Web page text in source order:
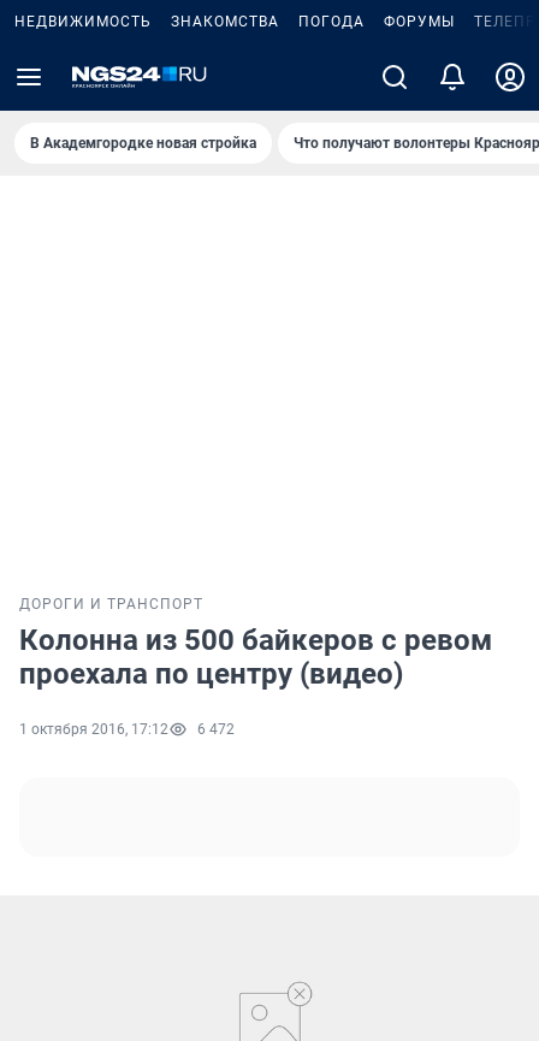
НЕДВИЖИМОСТЬ ЗНАКОМСТВА ПОГОДА ФОРУМЫ
В Академгородке новая стройка Что получают волонтеры
ДОРОГИ И ТРАНСПОРТ
Колонна из 500 байкеров с ревом
проехала по центру (видео)
1 октября 2016, 17:12 6 472